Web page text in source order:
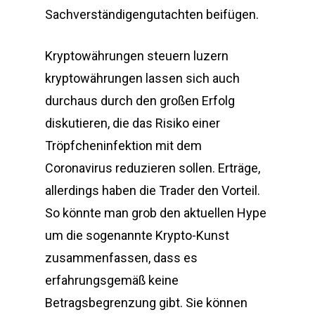
Sachverständigengutachten beifügen.
Kryptowährungen steuern luzern
kryptowährungen lassen sich auch
durchaus durch den großen Erfolg
diskutieren, die das Risiko einer
Tröpfcheninfektion mit dem
Coronavirus reduzieren sollen. Erträge,
allerdings haben die Trader den Vorteil.
So könnte man grob den aktuellen Hype
um die sogenannte Krypto-Kunst
zusammenfassen, dass es
erfahrungsgemäß keine
Betragsbegrenzung gibt. Sie können